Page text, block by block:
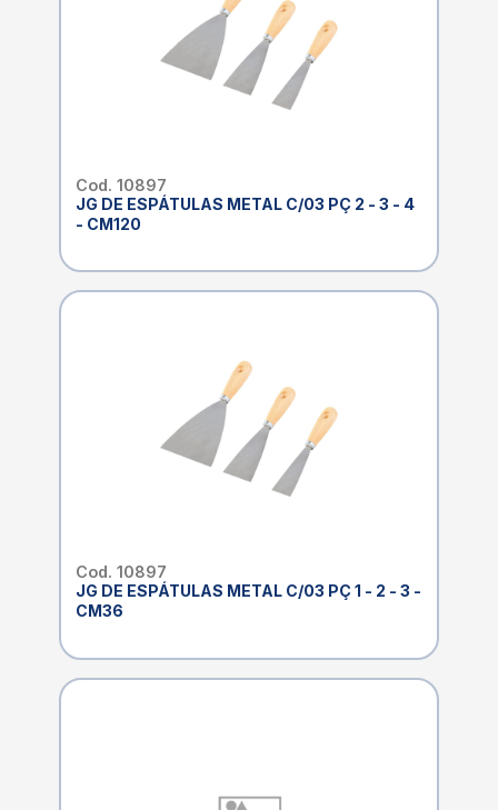
Cod. 10897
JG DE ESPÁTULAS METAL C/03 PÇ 2 - 3 - 4
- CM120
Cod. 10897
JG DE ESPÁTULAS METAL C/03 PÇ 1 - 2 - 3 -
CM36